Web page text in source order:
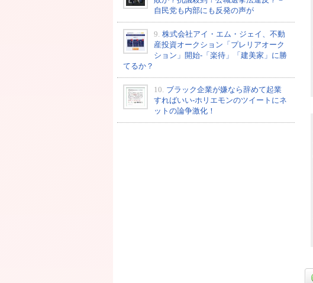
自民党も内部にも反発の声が
9. 株式会社アイ・エム・ジェイ、不動
産投資オークション「プレリアオーク
ション」開始-「楽待」「建美家」に勝
てるか？
10. ブラック企業が嫌なら辞めて起業
すればいい-ホリエモンのツイートにネ
ットの論争激化！